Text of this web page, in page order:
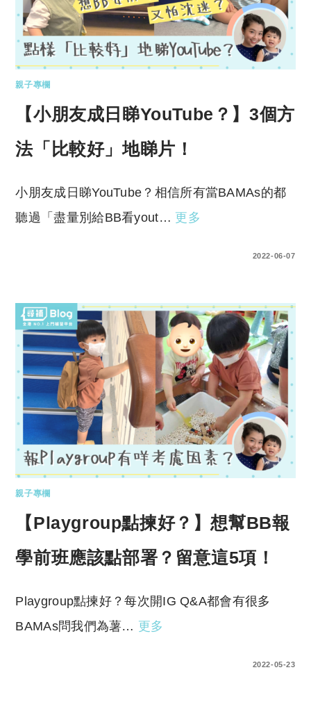
親子專欄
【小朋友成日睇YouTube？】3個方
法「比較好」地睇片！
小朋友成日睇YouTube？相信所有當BAMAs的都
聽過「盡量別給BB看yout… 更多
2022-06-07
親子專欄
【Playgroup點揀好？】想幫BB報
學前班應該點部署？留意這5項！
Playgroup點揀好？每次開IG Q&A都會有很多
BAMAs問我們為薯… 更多
2022-05-23